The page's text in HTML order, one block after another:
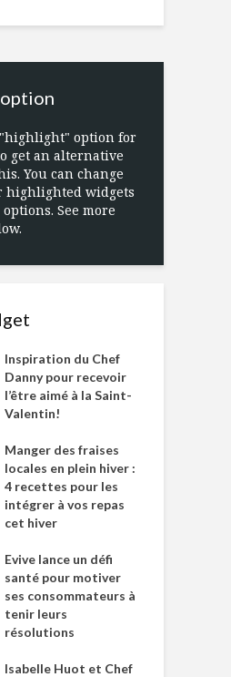
option for
get an alternative
You can change
highlighted widgets
See more
Inspiration du Chef
Danny pour recevoir
l’être aimé à la Saint-
Valentin!
Manger des fraises
locales en plein hiver :
4 recettes pour les
intégrer à vos repas
cet hiver
Evive lance un défi
santé pour motiver
ses consommateurs à
tenir leurs
résolutions
Isabelle Huot et Chef